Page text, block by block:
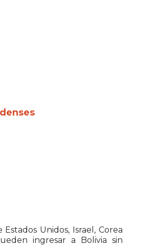
Unidos, Israel, Corea
ingresar a Bolivia sin